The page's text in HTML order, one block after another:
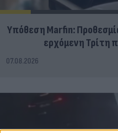
Υπόθεση Marfin:
ερχόμενη Τρίτη
07.08.2026